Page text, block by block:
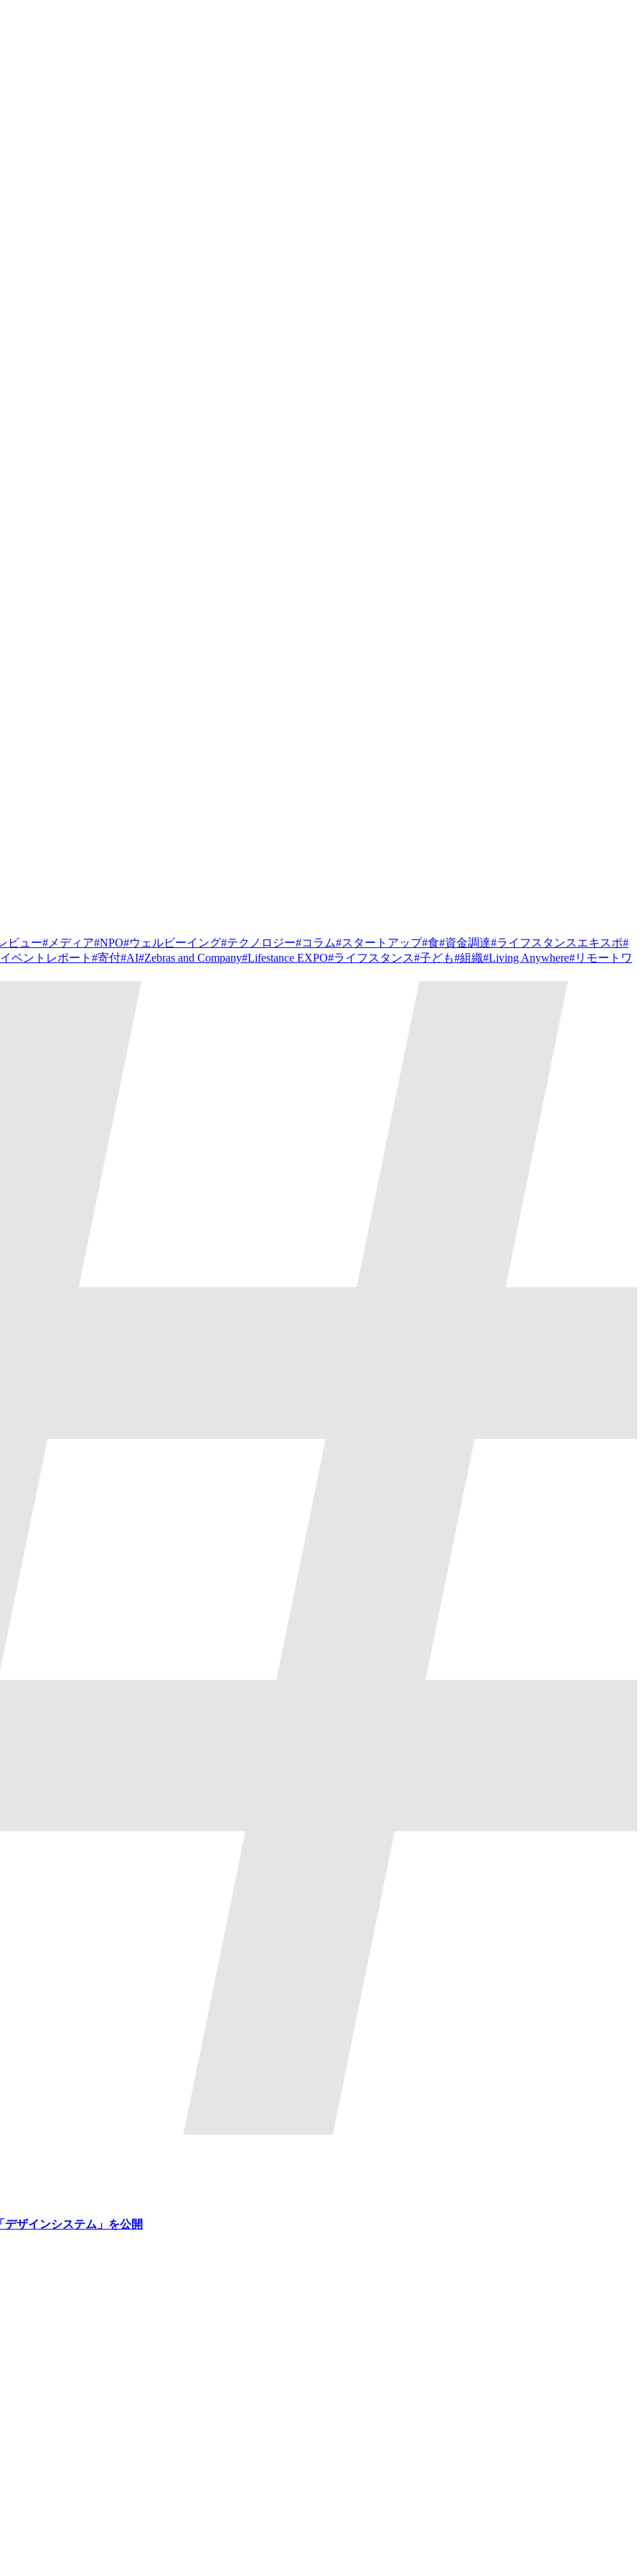
ビュー# メディア#NPO#ウェルビーイング#テクノロジー#コラム#スタートアップ#食#資金調達#ライフスタンスエキスポ#
イベントレポート #寄付#AI#Zebras and Company#Lifestance EXPO#ライフスタンス#子ども#組織#Living Anywhere#リモートワ
ザインシステム」を公開